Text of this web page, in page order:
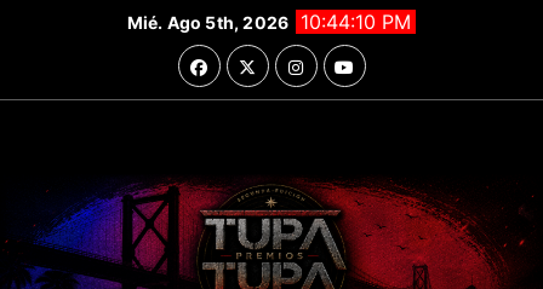
Mié. Ago 5th, 2026 10:44:12 PM